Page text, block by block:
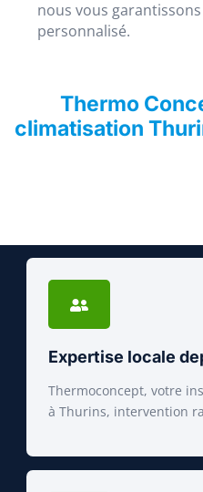
nous vous
personnalisé.
Thermo
climatisation
Expertise locale
Thermoconcept, votre
à Thurins, intervention